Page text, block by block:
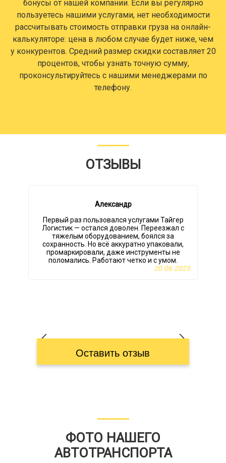
бонусы от нашей компании. Если вы регулярно
пользуетесь нашими услугами, нет необходимости
рассчитывать стоимость отправки груза на онлайн-
калькуляторе: цена в любом случае будет ниже, чем
у конкурентов. Средний размер скидки составляет 20
процентов, чтобы узнать точную сумму,
проконсультируйтесь с нашими менеджерами по
телефону.
ОТЗЫВЫ
Александр
Первый раз пользовался услугами Тайгер
Логистик — остался доволен. Переезжал с
тяжелым оборудованием, боялся за
сохранность. Но всё аккуратно упаковали,
промаркировали, даже инструменты не
поломались. Работают четко и с умом.
20.06.2025
Оставить отзыв
ФОТО НАШЕГО
АВТОТРАНСПОРТА